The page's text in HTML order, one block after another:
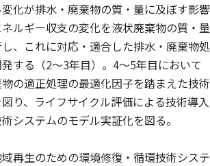
化が排水・廃棄物の質・量に及ぼす影響
ルギー収支の変化を液状廃棄物の質・量
、これに対応・適合した排水・廃棄物処
する（2〜3年目）。4〜5年目において
の適正処理の最適化因子を踏まえた技術
り、ライフサイクル評価による技術導入
システムのモデル実証化を図る。
再生のための環境修復・循環技術システ